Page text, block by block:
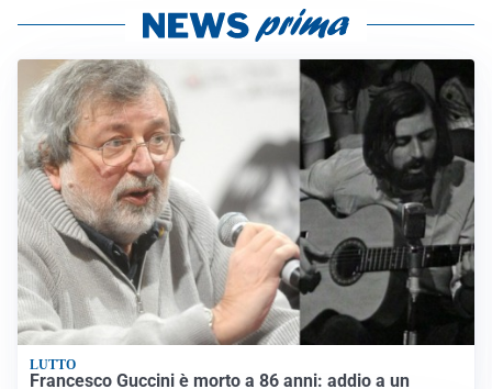
LUTTO
Francesco Guccini è morto a 86 anni: addio a un